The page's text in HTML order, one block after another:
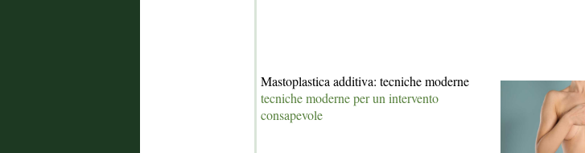
Mastoplastica additiva: tecniche moderne
tecniche moderne per un intervento
consapevole